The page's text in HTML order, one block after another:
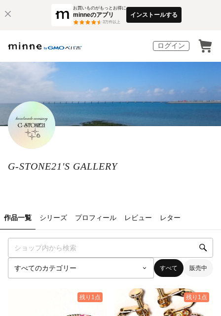
お買いものがもっとお得に
minneのアプリ
3万件以上
インストールする
ログイン
G-STONE21'S GALLERY
作品一覧 シリーズ プロフィール レビュー レター
すべて 販売中
残り1点 残り1点